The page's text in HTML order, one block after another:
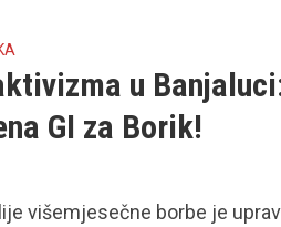
u
GI za Borik!
višemjesečne borbe je